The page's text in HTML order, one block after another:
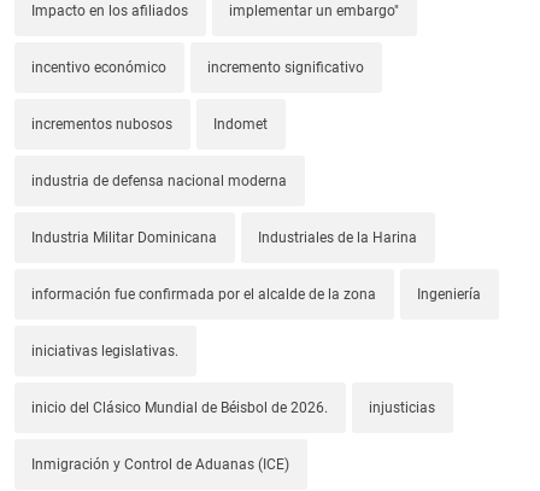
Impacto en los afiliados implementar un embargo"
incentivo económico incremento significativo
incrementos nubosos Indomet
industria de defensa nacional moderna
Industria Militar Dominicana Industriales de la Harina
información fue confirmada por el alcalde de la zona Ingeniería
iniciativas legislativas.
inicio del Clásico Mundial de Béisbol de 2026. injusticias
Inmigración y Control de Aduanas (ICE)